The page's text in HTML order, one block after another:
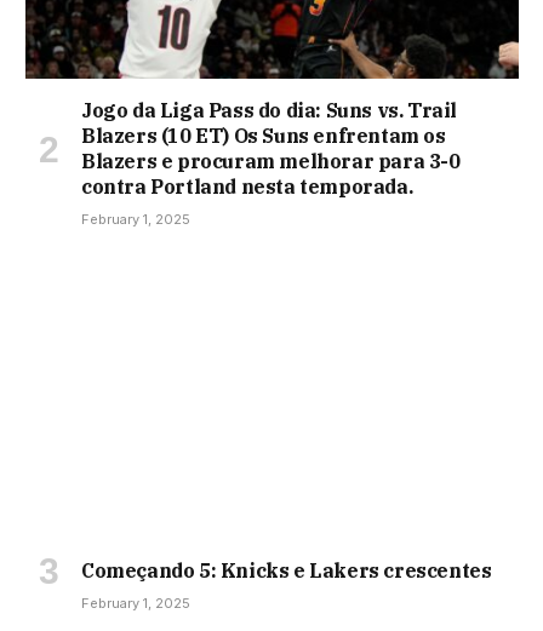
Jogo da Liga Pass do dia: Suns vs. Trail
Blazers (10 ET) Os Suns enfrentam os
Blazers e procuram melhorar para 3-0
contra Portland nesta temporada.
February 1, 2025
Começando 5: Knicks e Lakers crescentes
February 1, 2025